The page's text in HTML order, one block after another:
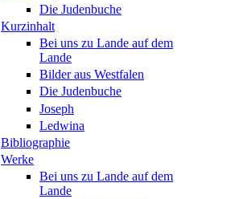
Die Judenbuche
Kurzinhalt
Bei uns zu Lande auf dem
Lande
Bilder aus Westfalen
Die Judenbuche
Joseph
Ledwina
Bibliographie
Werke
Bei uns zu Lande auf dem
Lande